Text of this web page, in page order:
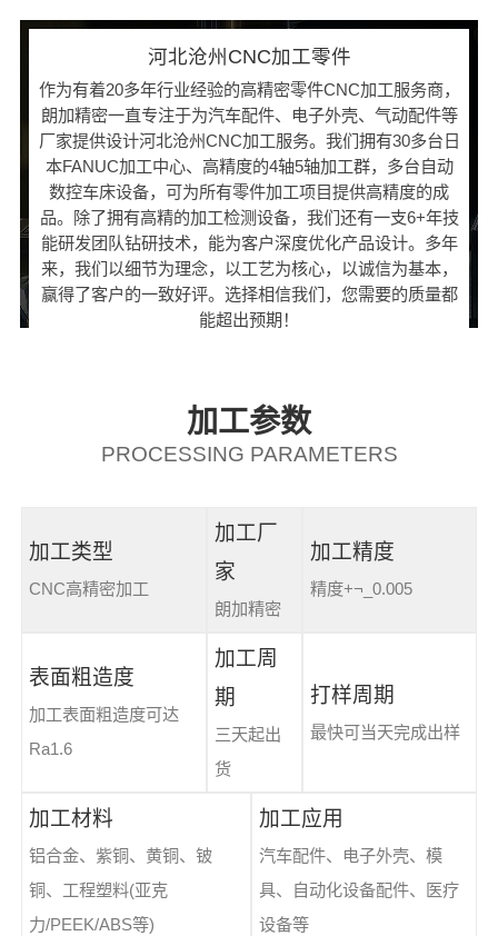
河北沧州CNC加工零件
作为有着20多年行业经验的高精密零件CNC加工服务商，
朗加精密一直专注于为汽车配件、电子外壳、气动配件等
厂家提供设计河北沧州CNC加工服务。我们拥有30多台日
本FANUC加工中心、高精度的4轴5轴加工群，多台自动
数控车床设备，可为所有零件加工项目提供高精度的成
品。除了拥有高精的加工检测设备，我们还有一支6+年技
能研发团队钻研技术，能为客户深度优化产品设计。多年
来，我们以细节为理念，以工艺为核心，以诚信为基本，
赢得了客户的一致好评。选择相信我们，您需要的质量都
能超出预期！
加工参数
PROCESSING PARAMETERS
加工类型
CNC高精密加工
加工厂
家
朗加精密
加工精度
精度+¬_0.005
表面粗造度
加工表面粗造度可达
Ra1.6
加工周
期
三天起出
货
打样周期
最快可当天完成出样
加工材料
铝合金、紫铜、黄铜、铍
铜、工程塑料(亚克
力/PEEK/ABS等)
加工应用
汽车配件、电子外壳、模
具、自动化设备配件、医疗
设备等